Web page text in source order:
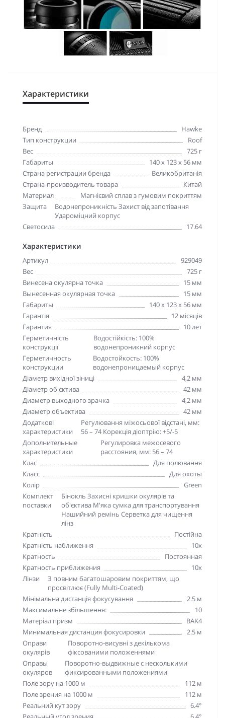
Характеристики
Бренд
Hawke
Тип конструкции
Roof
Вес
725 г
Габариты
140 х 123 х 56 мм
Страна регистрации бренда
Великобританія
Страна-производитель товара
Китай
Материал
Магнієвий сплав з гумовим покриттям
Защита
Водонепроникність Захист від запотівання
Удароміцний корпус
Светосила
17.64
Характеристики
Артикул
929049
Вес
725 г
Винесена окулярна точка
15 мм
Вынесенная окулярная точка
15 мм
Габариты
140 х 123 х 56 мм
Гарантія
12 місяців
Гарантия
10 лет
Герметичність
конструкції
Водостійкість: 100%
водонепроникний корпус
Герметичность
конструкции
Водостойкость: 100%
водонепроницаемый корпус
Діаметр вихідної зіниці
4,2 мм
Діаметр об'єктива
42 мм
Диаметр выходного зрачка
4,2 мм
Диаметр объектива
42 мм
Додаткові
характеристики
Регулювання міжосьової відстані, мм:
56 – 74 Корекція діоптрію: +5/-5
Дополнительные
характеристики
Регулировка межосевого
расстояния, мм: 56 – 74
Клас
Для полювання
Класс
Для охоты
Колір
Green
Комплект
поставки
Бінокль Захисні кришки окулярів та
об'єктива М'яка сумка для транспортування
Нашийний ремінь Серветка для чищення
лінз
Кратність
Постійна
Кратність наближення
10х
Кратность
Постоянная
Кратность приближения
10х
Лінзи
З повним багатошаровим покриттям, що
просвітлює (Fully Multi-Coated)
Мінімальна дистанція фокусування
2.5 м
Максимальне збільшення:
10
Матеріал призм
BAK4
Минимальная дистанция фокусировки
2.5 м
Оправи
окулярів
Поворотно-висувні з декількома
фіксованими положеннями
Оправы
окуляров
Поворотно-выдвижные с несколькими
фиксированными положениями
Поле зору на 1000 м
112 м
Поле зрения на 1000 м
112 м
Реальний кут зору
6.4°